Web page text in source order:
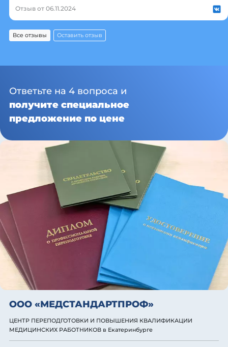
Отзыв от 06.11.2024
Все отзывы Оставить отзыв
Ответьте на 4 вопроса и
получите специальное
предложение по цене
ООО «МЕДСТАНДАРТПРОФ»
ЦЕНТР ПЕРЕПОДГОТОВКИ И ПОВЫШЕНИЯ КВАЛИФИКАЦИИ
МЕДИЦИНСКИХ РАБОТНИКОВ в Екатеринбурге